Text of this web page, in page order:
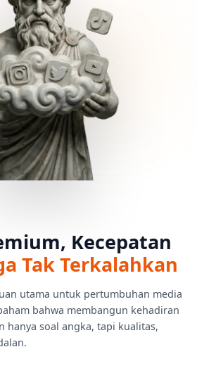
Kecepatan
Tak Terkalahkan
utama untuk pertumbuhan media
bahwa membangun kehadiran
hanya soal angka, tapi kualitas,